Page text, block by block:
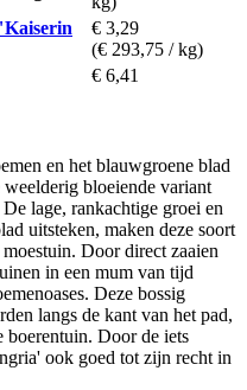
€ 3,29
(€ 293,75 / kg)
€ 6,41
en het blauwgroene blad
bloeiende variant
lage, rankachtige groei en
uitsteken, maken deze soort
Door direct zaaien
in een mum van tijd
Deze bossig
langs de kant van het pad,
boerentuin. Door de iets
ook goed tot zijn recht in